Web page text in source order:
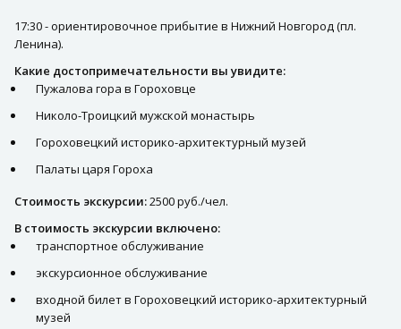
17:30 - ориентировочное прибытие в Нижний Новгород (пл.
Ленина).
Какие достопримечательности вы увидите:
Пужалова гора в Гороховце
Николо-Троицкий мужской монастырь
Гороховецкий историко-архитектурный музей
Палаты царя Гороха
Стоимость экскурсии:2500 руб./чел.
В стоимость экскурсии включено:
транспортное обслуживание
экскурсионное обслуживание
входной билет в Гороховецкий историко-архитектурный
музей